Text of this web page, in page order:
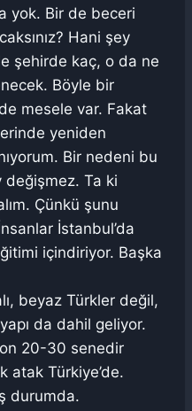
yok. Bir de beceri
Hani şey
şehirde kaç, o da ne
Böyle bir
mesele var. Fakat
yeniden
Bir nedeni bu
değişmez. Ta ki
Çünkü şunu
İstanbul’da
içindiriyor. Başka
beyaz Türkler değil,
da dahil geliyor.
20-30 senedir
atak Türkiye’de.
durumda.